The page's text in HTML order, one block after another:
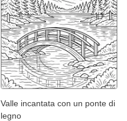
Valle incantata con un ponte di
legno